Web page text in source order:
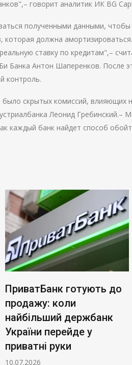
говорит аналитик ИК BG
полученными данными,
которая должна
ставку по кредитам",–
Банка Антон Шаперенков. После
контроль.
скрытых комиссий, влияющих
Леонид Гребинский.–
каждый банк найдет способ
ПриватБанк готують до
продажу: коли
найбільший держбанк
України перейде у
приватні руки
10.07.2026